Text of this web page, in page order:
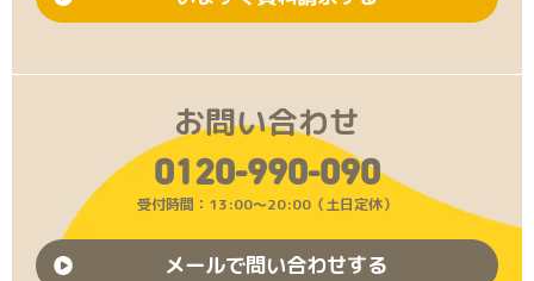
お問い合わせ
0120-990-090
受付時間：13:00〜20:00（土日定休）
メールで問い合わせする